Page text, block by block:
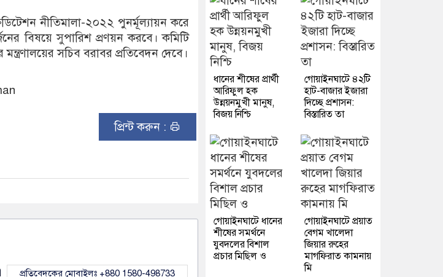
নীতিমালা-২০২২ পুনর্মূল্যায়ন করে
বিষয়ে সুপারিশ প্রণয়ন করবে। কমিটি
সচিব বরাবর প্রতিবেদন দেবে।
প্রিন্ট করুন :
প্রতিবেদকের মোবাইলঃ +880 1580-498733
ধানের শীষের প্রার্থী
আরিফুল হক
উন্নয়নমুখী মানুষ,
বিজয় নিশ্চি
গোয়াইনঘাটে ৪২টি
হাট-বাজার ইজারা
দিচ্ছে প্রশাসন:
বিস্তারিত তা
গোয়াইনঘাটে ধানের
শীষের সমর্থনে
যুবদলের বিশাল
প্রচার মিছিল ও
গোয়াইনঘাটে প্রয়াত
বেগম খালেদা
জিয়ার রুহের
মাগফিরাত কামনায়
মি